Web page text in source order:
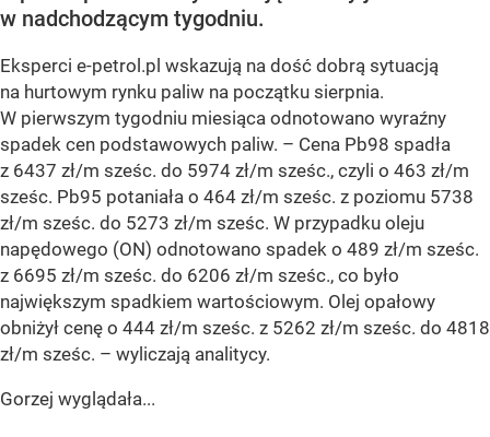
w nadchodzącym tygodniu.
Eksperci e-petrol.pl wskazują na dość dobrą sytuacją
na hurtowym rynku paliw na początku sierpnia.
W pierwszym tygodniu miesiąca odnotowano wyraźny
spadek cen podstawowych paliw. – Cena Pb98 spadła
z 6437 zł/m sześc. do 5974 zł/m sześc., czyli o 463 zł/m
sześc. Pb95 potaniała o 464 zł/m sześc. z poziomu 5738
zł/m sześc. do 5273 zł/m sześc. W przypadku oleju
napędowego (ON) odnotowano spadek o 489 zł/m sześc.
z 6695 zł/m sześc. do 6206 zł/m sześc., co było
największym spadkiem wartościowym. Olej opałowy
obniżył cenę o 444 zł/m sześc. z 5262 zł/m sześc. do 4818
zł/m sześc. – wyliczają analitycy.
Gorzej wyglądała...